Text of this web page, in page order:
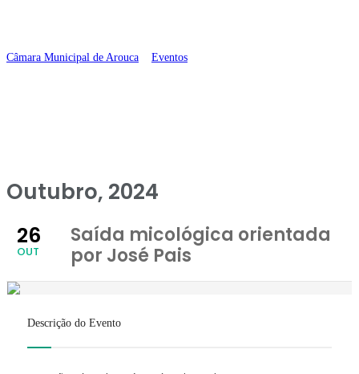
Câmara Municipal de Arouca Eventos
Outubro, 2024
26
OUT
Saída micológica orientada
por José Pais
Descrição do Evento